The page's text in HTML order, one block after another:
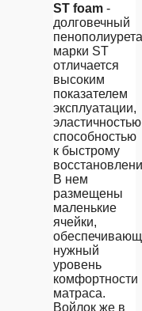
ST foam -
долговечный
марки ST
отличается
высоким
показателем
эксплуатации,
способностью
к быстрому
В нем
размещены
маленькие
ячейки,
нужный
уровень
комфортности
матраса.
Войлок же в